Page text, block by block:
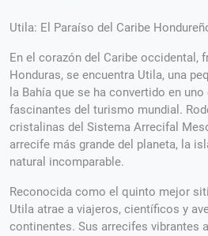
Utila: El Paraíso del Caribe
En el corazón del Caribe occidental,
Honduras, se encuentra Utila, una
la Bahía que se ha convertido en
fascinantes del turismo mundial.
cristalinas del Sistema Arrecifal
arrecife más grande del planeta, la
natural incomparable.
Reconocida como el quinto mejor
Utila atrae a viajeros, científicos y
continentes. Sus arrecifes vibrantes